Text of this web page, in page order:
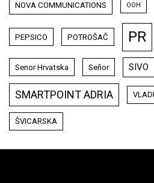
NOVA COMMUNICATIONS OOH
PEPSICO POTROŠAČ PR
Senor Hrvatska Señor SIVO
SMARTPOINT ADRIA
ŠVICARSKA